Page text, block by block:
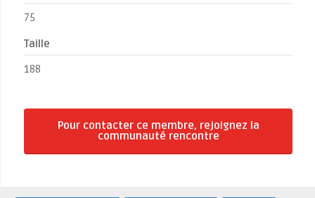
75
Taille
188
Pour contacter ce membre, rejoignez la
communauté rencontre